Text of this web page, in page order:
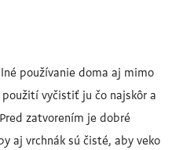
používanie doma aj mimo
vyčistiť ju čo najskôr a
zatvorením je dobré
aj vrchnák sú čisté, aby veko